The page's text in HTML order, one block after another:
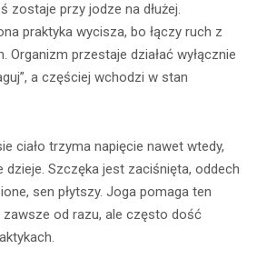
zostaje przy jodze na dłużej.
praktyka wycisza, bo łączy ruch z
Organizm przestaje działać wyłącznie
a częściej wchodzi w stan
ciało trzyma napięcie nawet wtedy,
dzieje. Szczęka jest zaciśnięta, oddech
sen płytszy. Joga pomaga ten
od razu, ale często dość